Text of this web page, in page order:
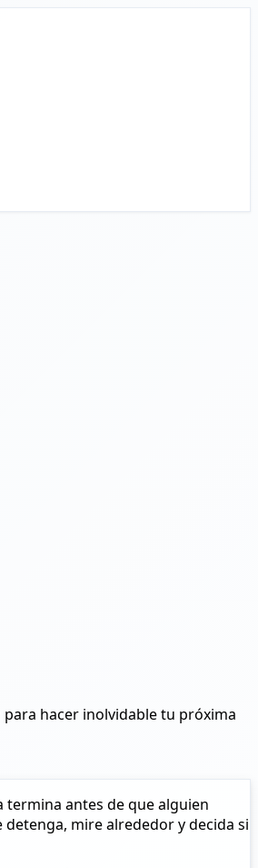
hacer inolvidable tu próxima
termina antes de que alguien
mire alrededor y decida si